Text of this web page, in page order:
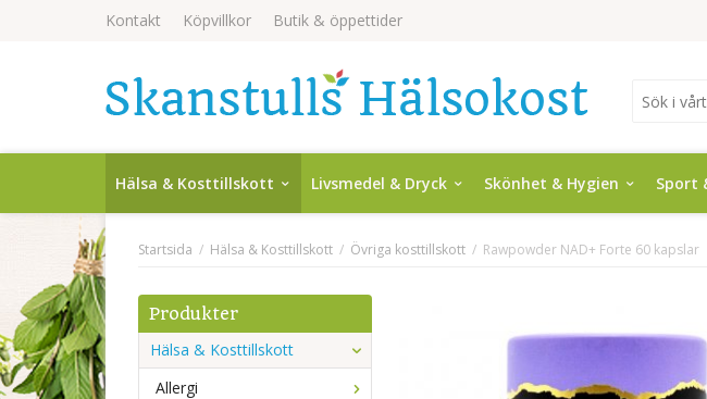
Kontakt Köpvillkor Butik & öppettider
Hälsa & Kosttillskott Livsmedel & Dryck Skönhet & Hygien Sport
Startsida / Hälsa & Kosttillskott / Övriga kosttillskott / Rawpowder NAD+ Forte 60 kapslar
Produkter
Hälsa & Kosttillskott
Allergi